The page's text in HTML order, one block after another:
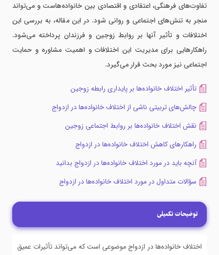
تفاوت‌های فرهنگی، اعتقادی و اقتصادی بین خانواده‌هاست و می‌تواند
منجر به تنش‌های اجتماعی و روانی شود. در این مقاله، به بررسی این
اختلافات و تأثیر آنها بر روابط زوجین و فرزندان پرداخته می‌شود.
راهکارهایی برای مدیریت این اختلافات و اهمیت مشاوره و حمایت
اجتماعی نیز مورد بحث قرار می‌گیرد.
تأثیر اختلاف خانواده‌ها بر پایداری رابطه زوجین
چالش‌های تربیتی ناشی از اختلاف خانواده‌ها در ازدواج
نقش اختلاف خانواده‌ها بر روابط اجتماعی زوجین
راهکارهای کاهش اختلاف خانواده‌ها در ازدواج
آنچه باید در مورد اختلاف خانواده‌ها در ازدواج بدانید
سؤالات متداول در مورد اختلاف خانواده‌ها در ازدواج
توضیحات تکمیلی
اختلاف خانواده‌ها در ازدواج موضوعی است که می‌تواند تأثیرات عمیق